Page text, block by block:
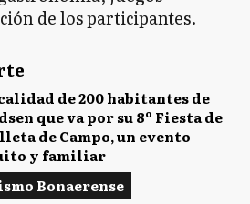
de los participantes.
de 200 habitantes de
que va por su 8º Fiesta de
de Campo, un evento
y familiar
Bonaerense